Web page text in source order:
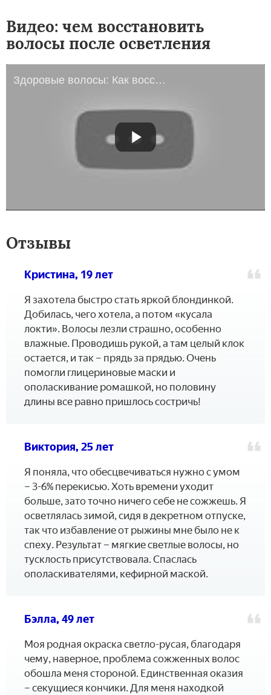
Видео: чем восстановить
волосы после осветления
Здоровые волосы: Как восстановить Волосы после осветления?
Отзывы
Кристина, 19 лет
Я захотела быстро стать яркой блондинкой.
Добилась, чего хотела, а потом «кусала
локти». Волосы лезли страшно, особенно
влажные. Проводишь рукой, а там целый клок
остается, и так – прядь за прядью. Очень
помогли глицериновые маски и
ополаскивание ромашкой, но половину
длины все равно пришлось состричь!
Виктория, 25 лет
Я поняла, что обесцвечиваться нужно с умом
– 3-6% перекисью. Хоть времени уходит
больше, зато точно ничего себе не сожжешь. Я
осветлялась зимой, сидя в декретном отпуске,
так что избавление от рыжины мне было не к
спеху. Результат – мягкие светлые волосы, но
тусклость присутствовала. Спаслась
ополаскивателями, кефирной маской.
Бэлла, 49 лет
Моя родная окраска светло-русая, благодаря
чему, наверное, проблема сожженных волос
обошла меня стороной. Единственная оказия
– секущиеся кончики. Для меня находкой